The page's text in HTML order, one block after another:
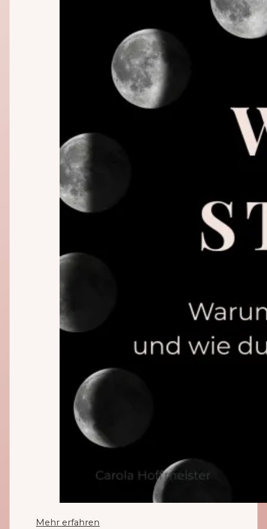
Mehr erfahren